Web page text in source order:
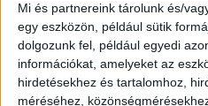
Mi és partnereink tárolunk és/
egy eszközön, például sütik
dolgozunk fel, például egyedi
információkat, amelyeket az
hirdetésekhez és tartalomhoz,
méréséhez,
Vas megye: 80 nyertes
Veszprém megye: 101
Zala megye: 57 nyertes
Az elkövetkező időkben